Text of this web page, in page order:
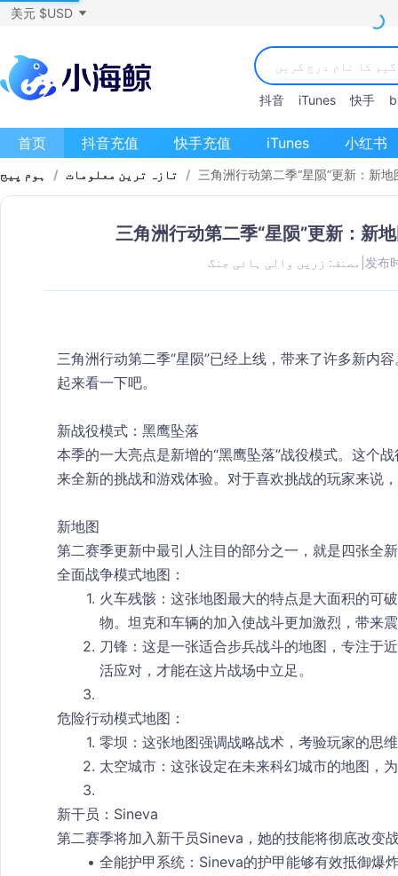
美元 $USD
抖音 iTunes 快手
首页 抖音充值 快手充值 iTunes 小红书
ہوم پیج / تازہ ترین معلومات / 三角洲行动第二季“星陨”更新：新
三角洲行动第二季“星陨”更新：新
مصنف: زریں والی ہائی جنگ 发布
三角洲行动第二季“星陨”已经上线，带来了许多新内
起来看一下吧。
新战役模式：黑鹰坠落
本季的一大亮点是新增的“黑鹰坠落”战役模式。这个
来全新的挑战和游戏体验。对于喜欢挑战的玩家来说
新地图
第二赛季更新中最引人注目的部分之一，就是四张全
全面战争模式地图：
火车残骸：这张地图最大的特点是大面积的可
物。坦克和车辆的加入使战斗更加激烈，带来
刀锋 ：这是一张适合步兵战斗的地图，专注于
活应对，才能在这片战场中立足。
危险行动模式地图：
零坝 ：这张地图强调战略战术，考验玩家的思
太空城市：这张设定在未来科幻城市的地图，
新干员：Sineva
第二赛季将加入新干员Sineva，她的技能将彻底改变
全能护甲系统：Sineva的护甲能够有效抵御爆